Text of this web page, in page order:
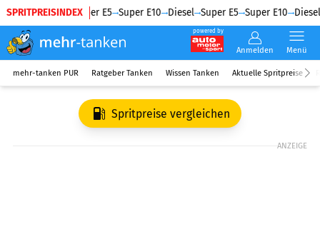
SPRITPREISINDEX
Diesel Super E5 Super E10 Diesel Super E5 Super E10 Diesel
powered by
Anmelden Menü
mehr-tanken PUR Ratgeber Tanken Wissen Tanken Aktuelle Spritpreise
Spritpreise vergleichen
ANZEIGE